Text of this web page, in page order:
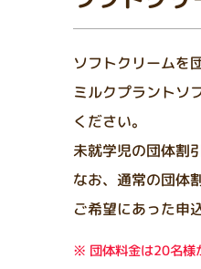
ソフトクリームを
ミルクプラントソ
ください。
未就学児の団体割
なお、通常の団体
ご希望にあった申
団体料金は20名様